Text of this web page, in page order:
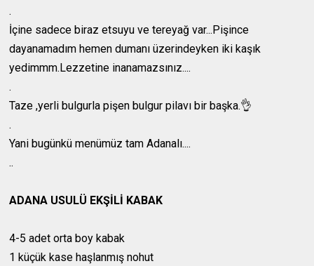
.
İçine sadece biraz etsuyu ve tereyağ var...Pişince
dayanamadım hemen dumanı üzerindeyken iki kaşık
yedimmm.Lezzetine inanamazsınız....
.
Taze ,yerli bulgurla pişen bulgur pilavı bir başka.👌
.
Yani bugünkü menümüz tam Adanalı....
..
ADANA USULÜ EKŞİLİ KABAK
4-5 adet orta boy kabak
1 küçük kase haşlanmış nohut